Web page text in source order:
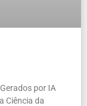
por IA
Ciência da